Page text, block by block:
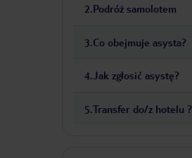
2.Podróż samolotem
3.Co obejmuje asysta?
4.Jak zgłosić asystę?
5.Transfer do/z hotelu ?